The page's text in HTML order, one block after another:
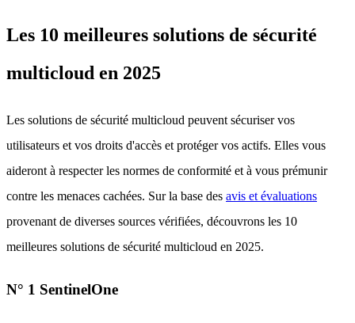
Les 10 meilleures solutions de sécurité
multicloud en 2025
Les solutions de sécurité multicloud peuvent sécuriser vos
utilisateurs et vos droits d'accès et protéger vos actifs. Elles vous
aideront à respecter les normes de conformité et à vous prémunir
contre les menaces cachées. Sur la base des avis et évaluations
provenant de diverses sources vérifiées, découvrons les 10
meilleures solutions de sécurité multicloud en 2025.
N° 1 SentinelOne